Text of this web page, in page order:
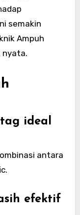
semakin
Ampuh
nyata.
ideal
antara
efektif